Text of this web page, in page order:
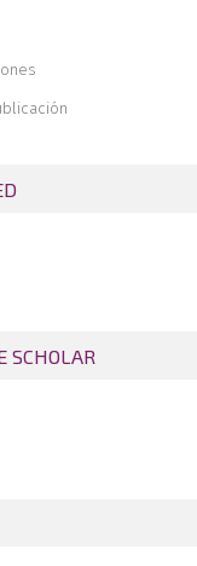
con aguja en el tobillo
SCHOLAR